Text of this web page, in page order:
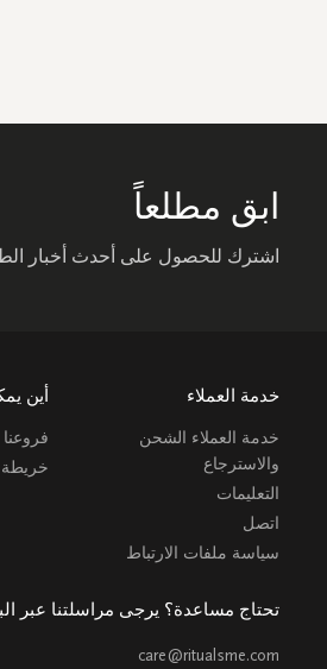
ابق مطلعاً
اشترك للحصول على أحدث أخبار
خدمة العملاء
خدمة العملاء الشحن
والاسترجاع
التعليمات
اتصل
سياسة ملفات الارتباط
أين
فروعنا
خريطة
تحتاج مساعدة؟ يرجى مراسلتنا عبر
care@ritualsme.com